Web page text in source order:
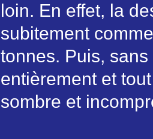
loin. En effet, la
subitement
tonnes. Puis,
entièrement et
sombre et